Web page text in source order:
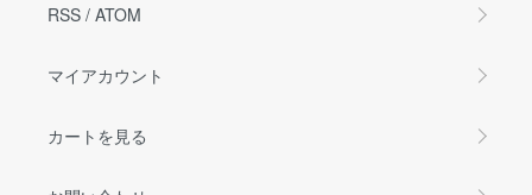
RSS / ATOM
マイアカウント
カートを見る